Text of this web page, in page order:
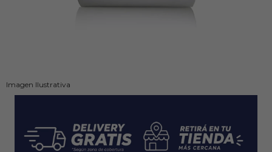
Imagen Ilustrativa